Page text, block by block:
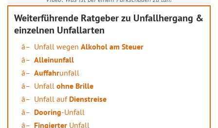
Weiterführende Ratgeber zu Unfallhergang &
einzelnen Unfallarten
Unfall wegen Alkohol am Steuer
Alleinunfall
Auffahrunfall
Unfall ohne Brille
Unfall auf Dienstreise
Dooring-Unfall
Fingierter Unfall